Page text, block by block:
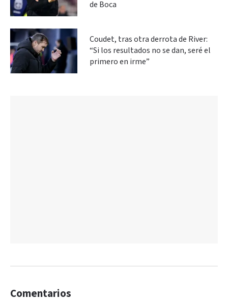
de Boca
Coudet, tras otra derrota de River:
“Si los resultados no se dan, seré el
primero en irme”
Comentarios